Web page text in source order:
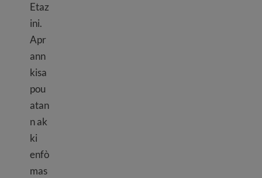
Etaz
ini.
Apr
ann
kisa
pou
atan
n ak
ki
enfò
mas